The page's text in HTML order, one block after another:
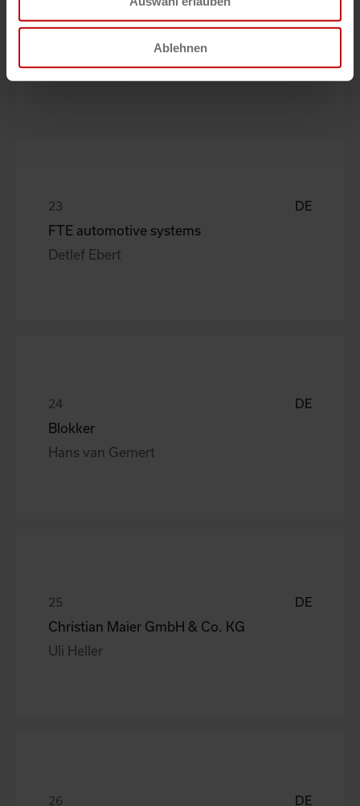
Ablehnen
Stahl CraneSystems GmbH
DE
FTE automotive systems
Detlef Ebert
DE
Blokker
Hans van Gemert
DE
Christian Maier GmbH & Co. KG
Uli Heller
DE